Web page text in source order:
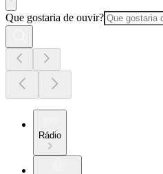
Que gostaria de ouvir?
Rádio